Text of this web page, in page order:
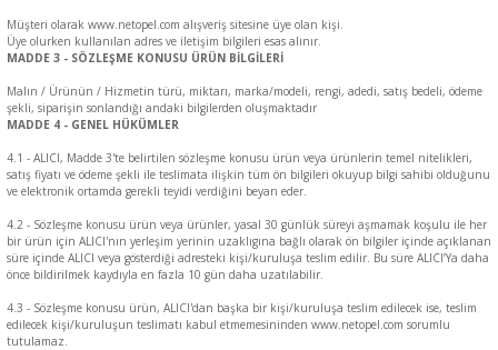
Müşteri olarak www.netopel.com alışveriş sitesine üye olan kişi.
Üye olurken kullanılan adres ve iletişim bilgileri esas alınır.
MADDE 3 - SÖZLEŞME KONUSU ÜRÜN BİLGİLERİ
Malın / Ürünün / Hizmetin türü, miktarı, marka/modeli, rengi, adedi, satış bedeli, ödeme
şekli, siparişin sonlandığı andaki bilgilerden oluşmaktadır
MADDE 4 - GENEL HÜKÜMLER
4.1 - ALICI, Madde 3'te belirtilen sözleşme konusu ürün veya ürünlerin temel nitelikleri,
satış fiyatı ve ödeme şekli ile teslimata ilişkin tüm ön bilgileri okuyup bilgi sahibi olduğunu
ve elektronik ortamda gerekli teyidi verdiğini beyan eder.
4.2 - Sözleşme konusu ürün veya ürünler, yasal 30 günlük süreyi aşmamak koşulu ile her
bir ürün için ALICI'nın yerleşim yerinin uzaklıgına bağlı olarak ön bilgiler içinde açıklanan
süre içinde ALICI veya gösterdiği adresteki kişi/kuruluşa teslim edilir. Bu süre ALICI’Ya daha
önce bildirilmek kaydıyla en fazla 10 gün daha uzatılabilir.
4.3 - Sözleşme konusu ürün, ALICI'dan başka bir kişi/kuruluşa teslim edilecek ise, teslim
edilecek kişi/kuruluşun teslimatı kabul etmemesininden www.netopel.com sorumlu
tutulamaz.